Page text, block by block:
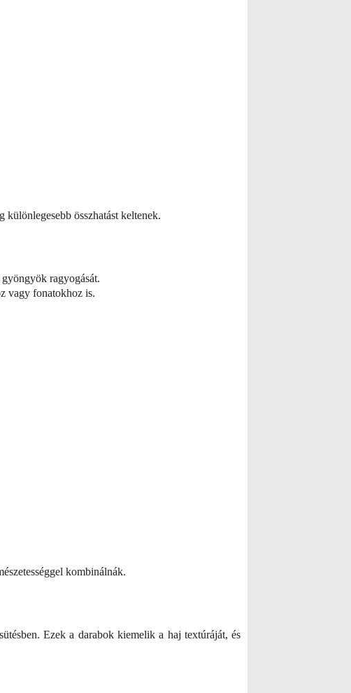
összhatást keltenek.
ragyogását.
vagy fonatokhoz is.
kombinálnák.
Ezek a darabok kiemelik a haj textúráját, és